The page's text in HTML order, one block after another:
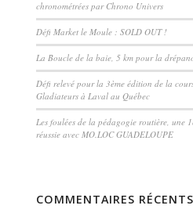
chronométrées par Chrono Univers
Défi Market le Moule : SOLD OUT !
La Boucle de la baie, 5 km pour la
Défi relevé pour la 3ème édition de la
Gladiateurs à Laval au Québec
Les foulées de la pédagogie routière, une
réussie avec MO.LOC GUADELOUPE
COMMENTAIRES RÉCENTS